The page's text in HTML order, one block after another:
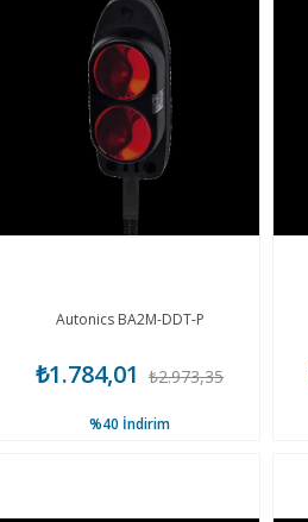
Autonics BA2M-DDT-P
₺1.784,01 ₺2.973,35
%40 İndirim